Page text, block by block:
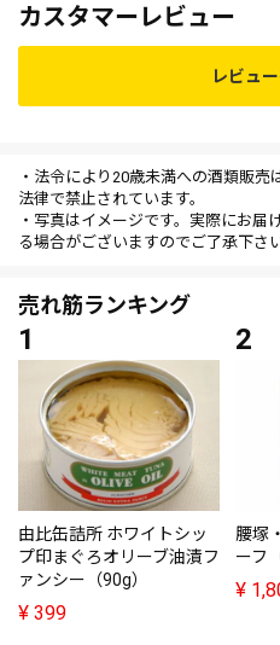
カスタマーレビュー
レビュ
・法令により20歳未満への酒類販
法律で禁止されています。
・写真はイメージです。実際にお届
る場合がございますのでご了承下さい
売れ筋ランキング
由比缶詰所 ホワイトシッ
プ印まぐろオリーブ油漬フ
ァンシー（90g）
¥ 399
腰塚
ーフ
¥